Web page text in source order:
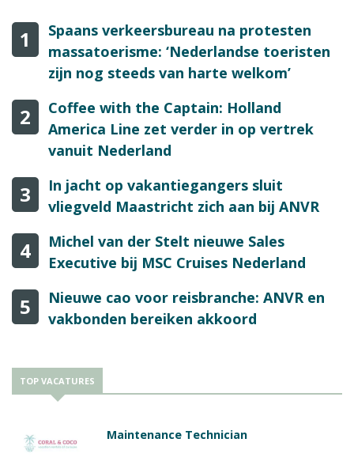
1
Spaans verkeersbureau na protesten
massatoerisme: ‘Nederlandse toeristen
zijn nog steeds van harte welkom’
2
Coffee with the Captain: Holland
America Line zet verder in op vertrek
vanuit Nederland
3
In jacht op vakantiegangers sluit
vliegveld Maastricht zich aan bij ANVR
4
Michel van der Stelt nieuwe Sales
Executive bij MSC Cruises Nederland
5
Nieuwe cao voor reisbranche: ANVR en
vakbonden bereiken akkoord
TOP VACATURES
Maintenance Technician